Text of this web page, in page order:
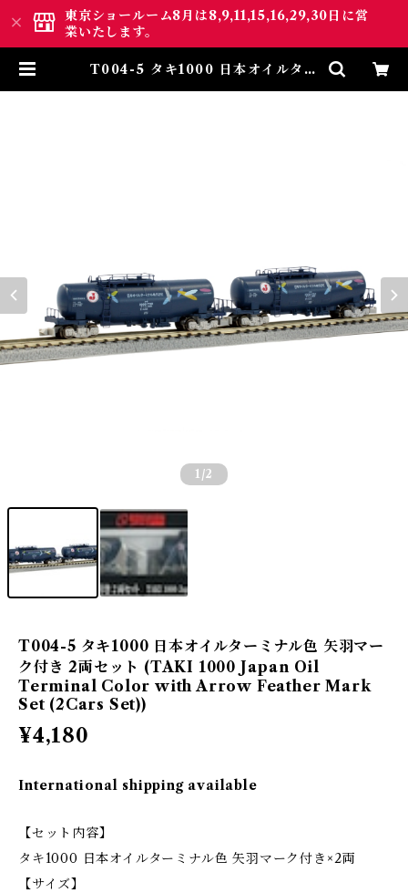
東京ショールーム8月は8,9,11,15,16,29,30日に営
業いたします。
T004-5 タキ1000 日本オイルター
1 /2
T004-5 タキ1000 日本オイルターミナル色 矢羽マー
ク付き 2両セット (TAKI 1000 Japan Oil
Terminal Color with Arrow Feather Mark
Set (2Cars Set))
¥4,180
International shipping available
【セット内容】
タキ1000 日本オイルターミナル色 矢羽マーク付き×2両
【サイズ】